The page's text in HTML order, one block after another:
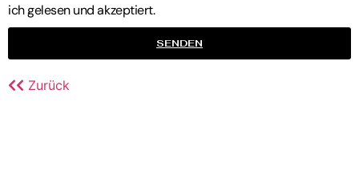
ich gelesen und akzeptiert.
SENDEN
Zurück